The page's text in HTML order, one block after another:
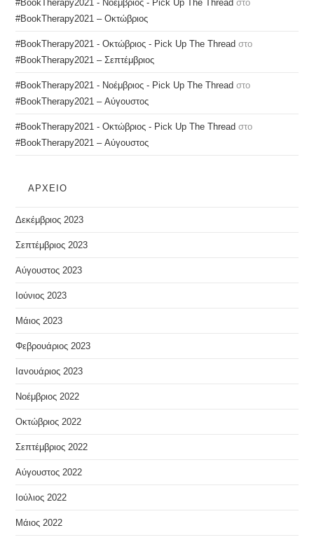
#BookTherapy2021 - Νοέμβριος - Pick Up The Thread στο
#BookTherapy2021 – Οκτώβριος
#BookTherapy2021 - Οκτώβριος - Pick Up The Thread στο
#BookTherapy2021 – Σεπτέμβριος
#BookTherapy2021 - Νοέμβριος - Pick Up The Thread στο
#BookTherapy2021 – Αύγουστος
#BookTherapy2021 - Οκτώβριος - Pick Up The Thread στο
#BookTherapy2021 – Αύγουστος
ΑΡΧΕΊΟ
Δεκέμβριος 2023
Σεπτέμβριος 2023
Αύγουστος 2023
Ιούνιος 2023
Μάιος 2023
Φεβρουάριος 2023
Ιανουάριος 2023
Νοέμβριος 2022
Οκτώβριος 2022
Σεπτέμβριος 2022
Αύγουστος 2022
Ιούλιος 2022
Μάιος 2022